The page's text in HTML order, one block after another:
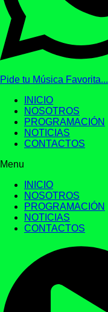
Pide tu Música Favorita...
INICIO
NOSOTROS
PROGRAMACIÓN
NOTICIAS
CONTACTOS
Menu
INICIO
NOSOTROS
PROGRAMACIÓN
NOTICIAS
CONTACTOS